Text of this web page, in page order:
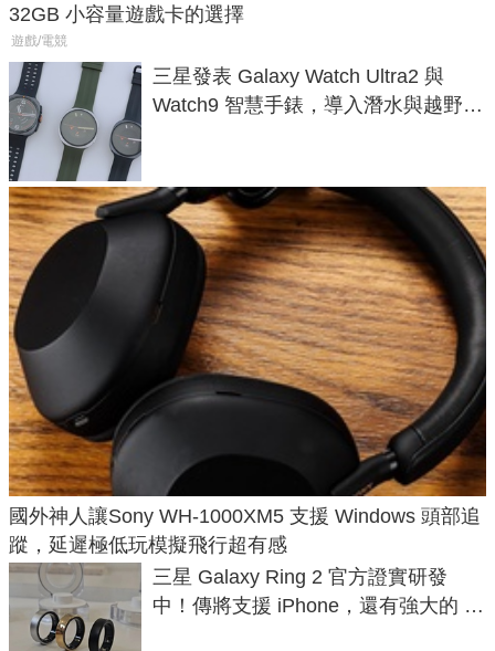
32GB 小容量遊戲卡的選擇
遊戲/電競
三星發表 Galaxy Watch Ultra2 與
Watch9 智慧手錶，導入潛水與越野跑
國外神人讓Sony WH-1000XM5 支援 Windows 頭部追
蹤，延遲極低玩模擬飛行超有感
三星 Galaxy Ring 2 官方證實研發
中！傳將支援 iPhone，還有強大的 AI